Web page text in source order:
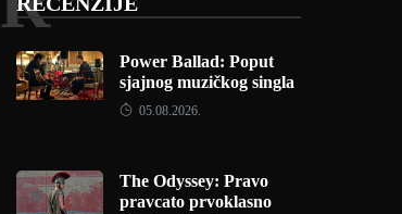
Power Ballad: Poput
sjajnog muzičkog singla
05.08.2026.
The Odyssey: Pravo
pravcato prvoklasno